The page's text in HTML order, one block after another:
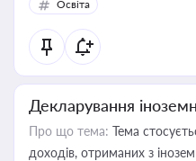
Освіта
Декларування
Про що тема: Тема
доходів, отриманих з